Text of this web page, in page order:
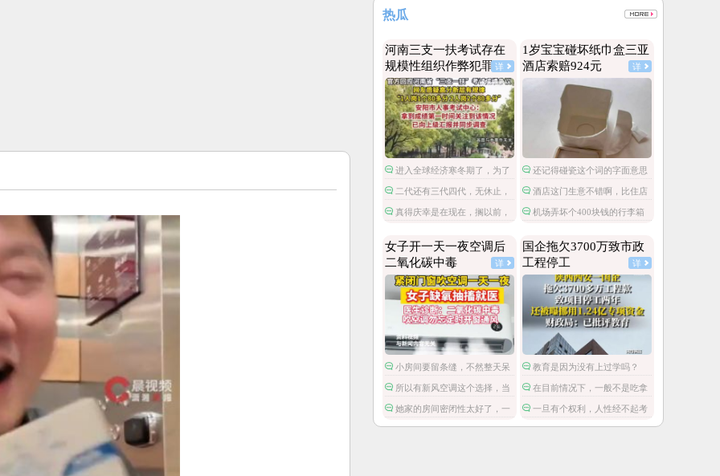
热瓜
河南三支一扶考试存在
规模性组织作弊犯罪 详
进入全球经济寒冬期了，为了
经济不管是什么群体都拼命搞钱
了。
二代还有三代四代，无休止，
世袭罔替不过如此。
真得庆幸是在现在，搁以前，
1岁宝宝碰坏纸巾盒三亚
酒店索赔924元
详
还记得碰瓷这个词的字面意思
吗？酒店这门生意不错啊，比住店
还暴利。以后酒店尽可以摆一些
很容易损坏的高价物件，然后高
价索赔，不就可以赚大发了？
机场弄坏个400块钱的行李箱
店旧物品还能2倍价赔偿，真是一
本万利。
女子开一天一夜空调后
二氧化碳中毒
详
小房间要留条缝，不然整天呆
着容易头昏脑胀，精神不振，缺
氧。
所以有新风空调这个选择，当
然也要贵一些。
她家的房间密闭性太好了，一
般房间就算不刻意通风，还有门
国企拖欠3700万致市政
工程停工
详
教育是因为没有上过学吗？
在目前情况下，一般不是吃拿
卡要，而是这笔钱被财政挪用
了。
一旦有个权利，人性经不起考
验了。